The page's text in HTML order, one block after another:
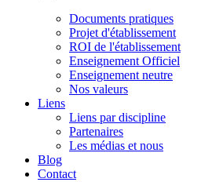
Documents pratiques
Projet d'établissement
ROI de l'établissement
Enseignement Officiel
Enseignement neutre
Nos valeurs
Liens
Liens par discipline
Partenaires
Les médias et nous
Blog
Contact